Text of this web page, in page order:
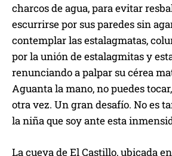
charcos de agua, para evitar
escurrirse por sus paredes sin
contemplar las estalagmatas,
por la unión de estalagmitas y
renunciando a palpar su cérea
Aguanta la mano, no puedes
otra vez. Un gran desafío. No es
la niña que soy ante esta
La cueva de El Castillo, ubicada